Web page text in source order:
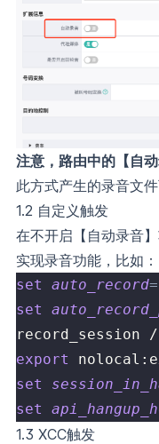
注意，路由中的【自
此方式产生的录音文
1.2 自定义触发
在不开启【自动录音
实现录音功能，比如：
set auto_record=
set
export
set
set
1.3 XCC触发